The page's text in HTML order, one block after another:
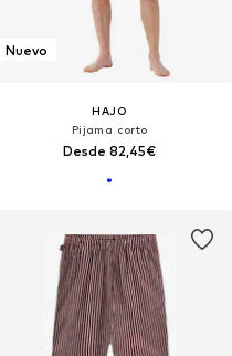
Nuevo
HAJO
Pijama corto
Desde 82,45€